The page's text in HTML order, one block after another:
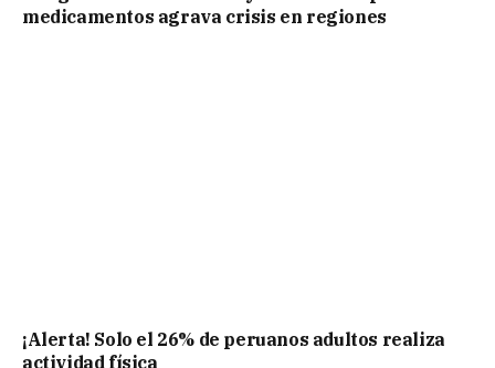
medicamentos agrava crisis en regiones
¡Alerta! Solo el 26% de peruanos adultos realiza
actividad física